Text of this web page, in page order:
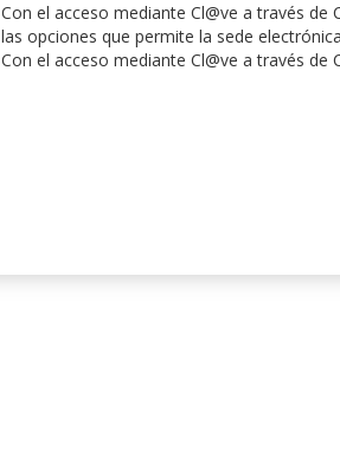
Con el acceso mediante Cl@ve a través
las opciones que permite la sede
Con el acceso mediante Cl@ve a través